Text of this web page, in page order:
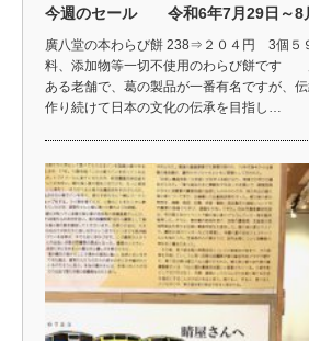
今週のセール 令和6年7月29日～8
廣八堂の本わらび餅 238⇒２０４円 3個５
料、添加物等一切不使用のわらび餅です
ある老舗で、葛の製品が一番有名ですが、
作り続けて日本の文化の伝承を目指し…